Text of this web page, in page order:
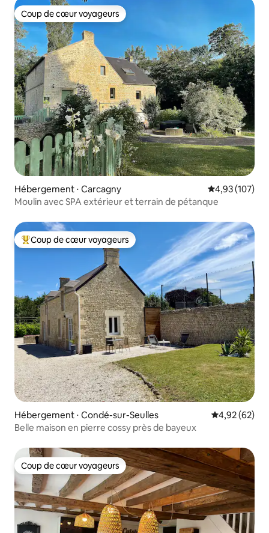
Coup de cœur voyageurs
Coup de cœur voyageurs
Hébergement ⋅ Carcagny Évaluation
4,93 (107)
Moulin avec SPA extérieur et terrain de pétanque
Coups de cœur voyageurs les plus appréciés
Coup de cœur voyageurs
Hébergement ⋅ Condé-sur-Seulles Évaluation
4,92 (62)
Belle maison en pierre cossy près de bayeux
Coup de cœur voyageurs
Coup de cœur voyageurs